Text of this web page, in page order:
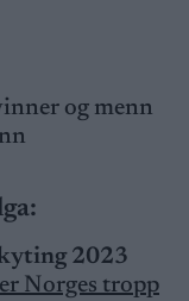
og menn
2023
Norges tropp